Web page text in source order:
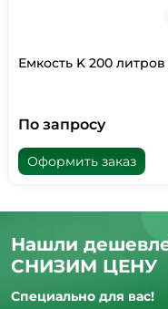
Емкость K 200
По запросу
Оформить заказ
Нашли
СНИЗИМ ЦЕНУ
Специально для вас!